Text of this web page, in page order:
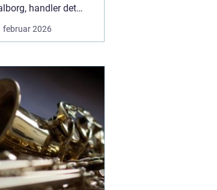
handler det
kun om billeder.
Barnets første smil,
store bryllupsdag, et
job, en stærk
eller
generationer samlet
februar 2026